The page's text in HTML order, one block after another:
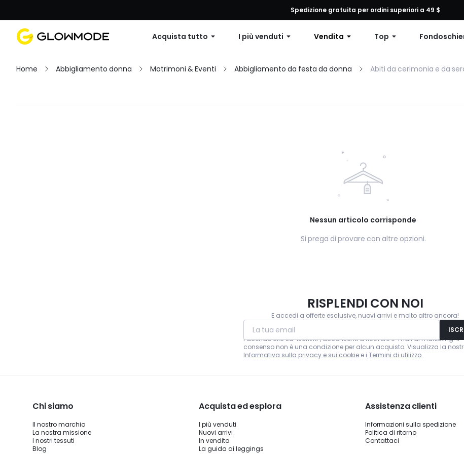
Primo ordine: 10% di sconto su qualsiasi ordine, 12% di sconto su ordini superiori a $79 o 15% di sconto
Spedizione gratuita per ordini superiori a 49 $
Acquista tutto I più venduti Vendita Top
Home Abbigliamento donna Matrimoni & Eventi Abbigliamento da festa da donna Abiti da cerimonia e da
Nessun articolo corrisponde
Si prega di provare con altre opzioni.
RISPLENDI CON NOI
E accedi a offerte esclusive, nuovi arrivi e molto altro ancora!
La tua email
Facendo clic su "Iscriviti", acconsenti a ricevere e-mail di marketing. Il
consenso non è una condizione per alcun acquisto. Visualizza la
Informativa sulla privacy e sui cookie e i Termini di utilizzo.
Chi siamo
Il nostro marchio
La nostra missione
I nostri tessuti
Blog
Acquista ed esplora
I più venduti
Nuovi arrivi
In vendita
La guida ai leggings
Assistenza clienti
Informazioni sulla spedizione
Politica di ritorno
Contattaci